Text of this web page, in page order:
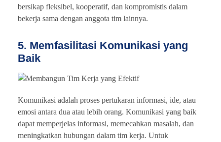
bersikap fleksibel, kooperatif, dan kompromistis dalam
bekerja sama dengan anggota tim lainnya.
5. Memfasilitasi Komunikasi yang
Baik
Komunikasi adalah proses pertukaran informasi, ide, atau
emosi antara dua atau lebih orang. Komunikasi yang baik
dapat memperjelas informasi, memecahkan masalah, dan
meningkatkan hubungan dalam tim kerja. Untuk